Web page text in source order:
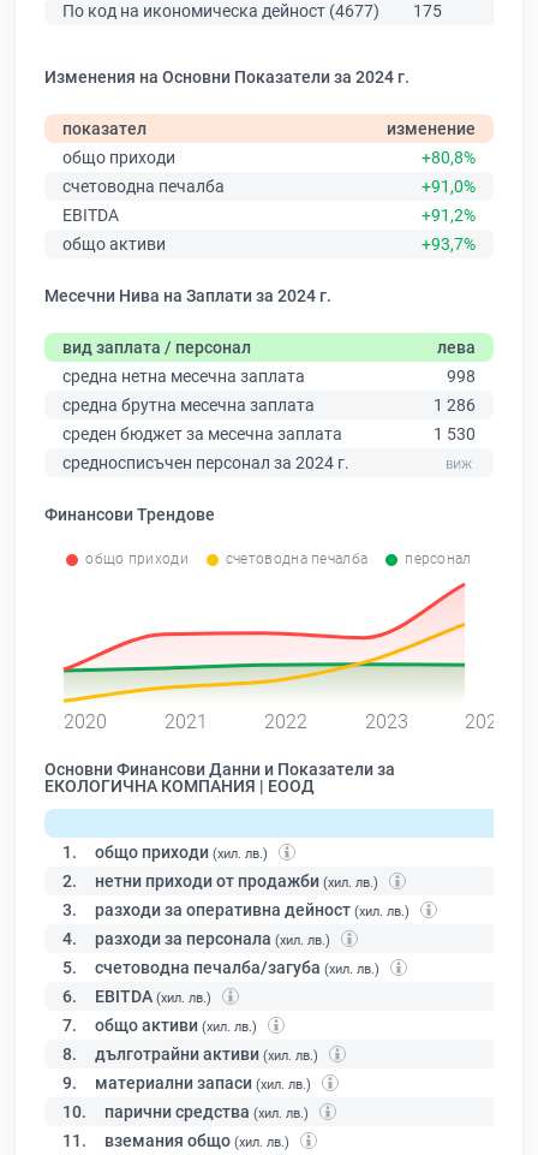
По код на икономическа дейност (4677)
175 376
Изменения на Основни Показатели за 2024 г.
показател
изменение
общо приходи
+80,8%
счетоводна печалба
+91,0%
EBITDA
+91,2%
общо активи
+93,7%
Месечни Нива на Заплати за 2024 г.
вид заплата / персонал
лева
средна нетна месечна заплата
998
средна брутна месечна заплата
1 286
среден бюджет за месечна заплата
1 530
средносписъчен персонал за 2024 г.
Финансови Трендове
общо приходи счетоводна печалба персонал
2020 2021 2022 2023 2024
Основни Финансови Данни и Показатели за
ЕКОЛОГИЧНА КОМПАНИЯ | ЕООД
1. общо приходи (хил. лв.)
2. нетни приходи от продажби (хил. лв.)
3. разходи за оперативна дейност (хил. лв.)
4. разходи за персонала (хил. лв.)
5. счетоводна печалба/загуба (хил. лв.)
6. EBITDA (хил. лв.)
7. общо активи (хил. лв.)
8. дълготрайни активи (хил. лв.)
9. материални запаси (хил. лв.)
10. парични средства (хил. лв.)
11. вземания общо (хил. лв.)